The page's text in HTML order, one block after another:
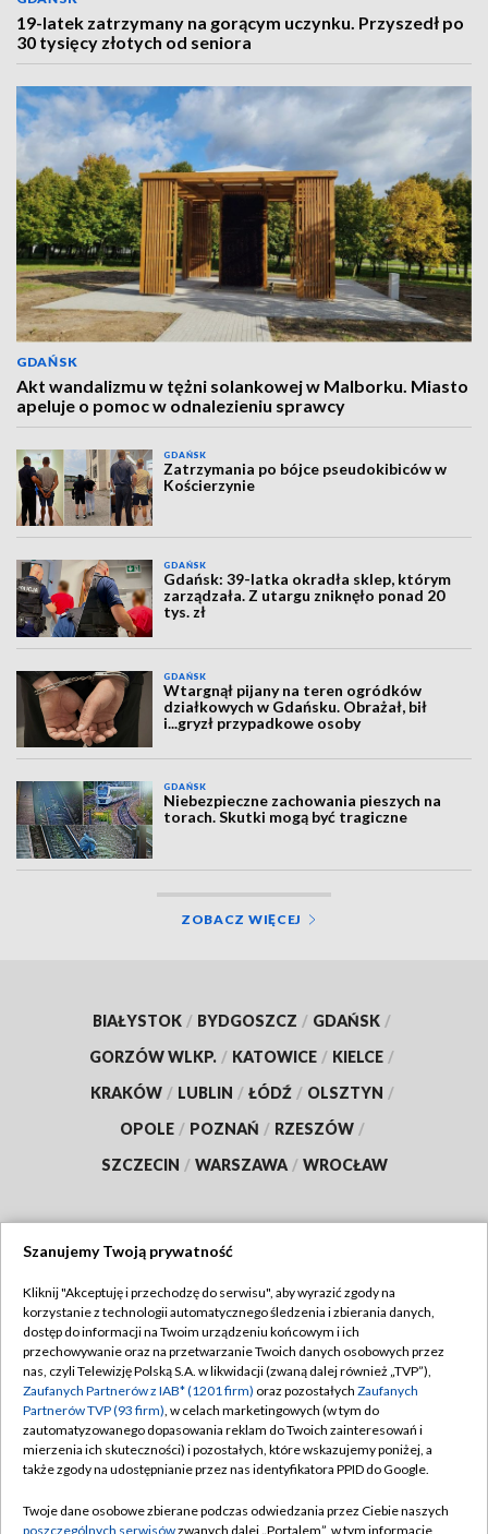
19-latek zatrzymany na gorącym uczynku. Przyszedł po
30 tysięcy złotych od seniora
GDAŃSK
Akt wandalizmu w tężni solankowej w Malborku. Miasto
apeluje o pomoc w odnalezieniu sprawcy
GDAŃSK
Zatrzymania po bójce pseudokibiców w
Kościerzynie
GDAŃSK
Gdańsk: 39-latka okradła sklep, którym
zarządzała. Z utargu zniknęło ponad 20
tys. zł
GDAŃSK
Wtargnął pijany na teren ogródków
działkowych w Gdańsku. Obrażał, bił
i...gryzł przypadkowe osoby
GDAŃSK
Niebezpieczne zachowania pieszych na
torach. Skutki mogą być tragiczne
ZOBACZ WIĘCEJ
BIAŁYSTOK / BYDGOSZCZ / GDAŃSK /
GORZÓW WLKP. / KATOWICE / KIELCE /
KRAKÓW / LUBLIN / ŁÓDŹ / OLSZTYN /
OPOLE / POZNAŃ / RZESZÓW /
SZCZECIN / WARSZAWA / WROCŁAW
TVP
Abonament TVP
Emisja w TVP
Centrum informacji TVP
Naziemna Telewizja Cyfrowa
Rada Programowa
Regulamin TVP
Polityka prywatności
Moje zgody
Pomoc
Szanujemy Twoją prywatność
Kliknij "Akceptuję i przechodzę do serwisu", aby wyrazić zgody na
korzystanie z technologii automatycznego śledzenia i zbierania danych,
dostęp do informacji na Twoim urządzeniu końcowym i ich
przechowywanie oraz na przetwarzanie Twoich danych osobowych przez
nas, czyli Telewizję Polską S.A. w likwidacji (zwaną dalej również „TVP”),
Zaufanych Partnerów z IAB* (1201 firm) oraz pozostałych Zaufanych
Partnerów TVP (93 firm), w celach marketingowych (w tym do
zautomatyzowanego dopasowania reklam do Twoich zainteresowań i
mierzenia ich skuteczności) i pozostałych, które wskazujemy poniżej, a
także zgody na udostępnianie przez nas identyfikatora PPID do Google.
Twoje dane osobowe zbierane podczas odwiedzania przez Ciebie naszych
poszczególnych serwisówzwanych dalej „Portalem”, w tym informacje